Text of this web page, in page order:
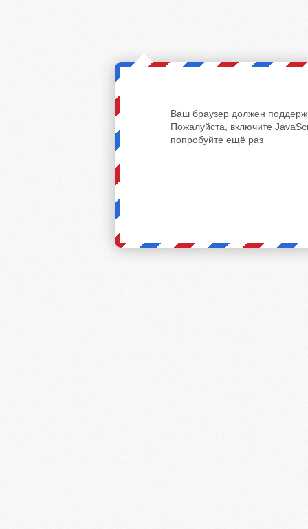
Ваш браузер должен
Пожалуйста, включите
попробуйте ещё раз